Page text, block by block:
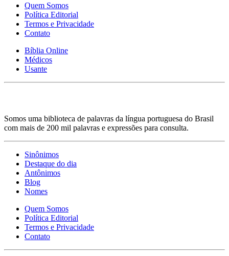
Quem Somos
Política Editorial
Termos e Privacidade
Contato
Bíblia Online
Médicos
Usante
Somos uma biblioteca de palavras da língua portuguesa do Brasil
com mais de 200 mil palavras e expressões para consulta.
Sinônimos
Destaque do dia
Antônimos
Blog
Nomes
Quem Somos
Política Editorial
Termos e Privacidade
Contato